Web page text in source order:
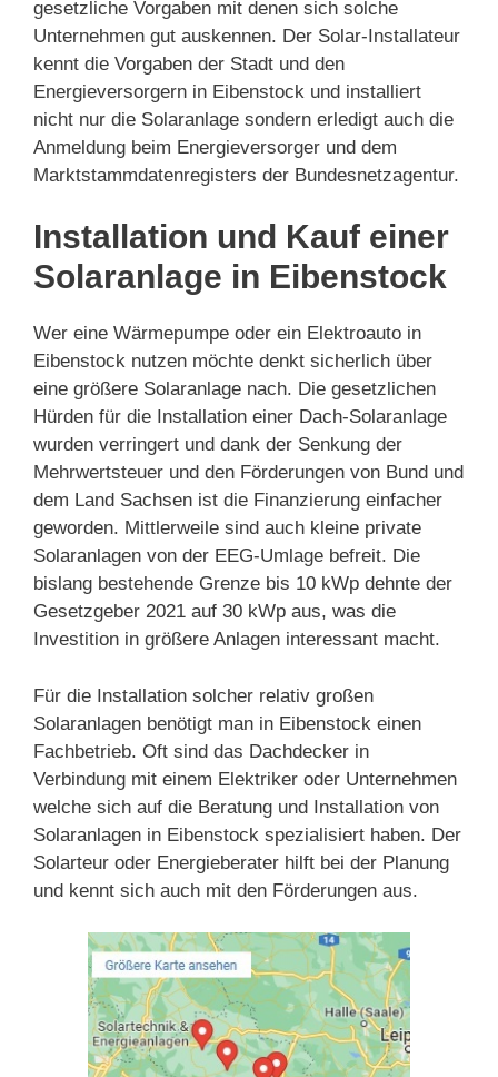
gesetzliche Vorgaben mit denen sich solche
Unternehmen gut auskennen. Der Solar-Installateur
kennt die Vorgaben der Stadt und den
Energieversorgern in Eibenstock und installiert
nicht nur die Solaranlage sondern erledigt auch die
Anmeldung beim Energieversorger und dem
Marktstammdatenregisters der Bundesnetzagentur.
Installation und Kauf einer
Solaranlage in Eibenstock
Wer eine Wärmepumpe oder ein Elektroauto in
Eibenstock nutzen möchte denkt sicherlich über
eine größere Solaranlage nach. Die gesetzlichen
Hürden für die Installation einer Dach-Solaranlage
wurden verringert und dank der Senkung der
Mehrwertsteuer und den Förderungen von Bund und
dem Land Sachsen ist die Finanzierung einfacher
geworden. Mittlerweile sind auch kleine private
Solaranlagen von der EEG-Umlage befreit. Die
bislang bestehende Grenze bis 10 kWp dehnte der
Gesetzgeber 2021 auf 30 kWp aus, was die
Investition in größere Anlagen interessant macht.
Für die Installation solcher relativ großen
Solaranlagen benötigt man in Eibenstock einen
Fachbetrieb. Oft sind das Dachdecker in
Verbindung mit einem Elektriker oder Unternehmen
welche sich auf die Beratung und Installation von
Solaranlagen in Eibenstock spezialisiert haben. Der
Solarteur oder Energieberater hilft bei der Planung
und kennt sich auch mit den Förderungen aus.